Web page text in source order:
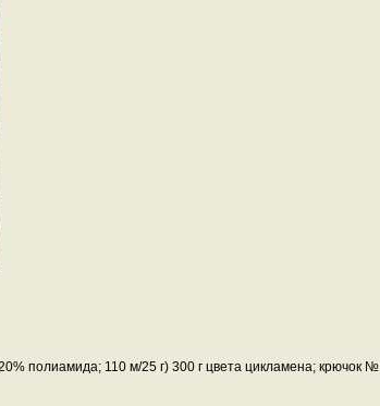
полиамида; 110 м/25 г) 300 г цвета цикламена; крючок №